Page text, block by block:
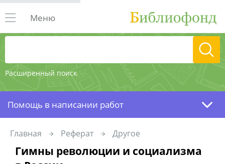
Расширенный поиск
Меню
Помощь в написании работ
Главная Реферат Другое
Гимны революции и социализма